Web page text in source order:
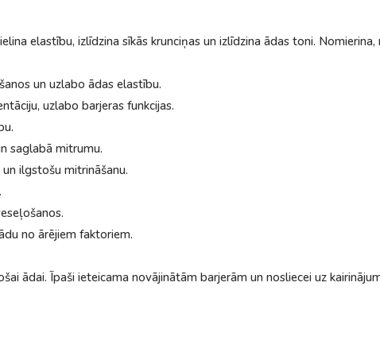
elastību, izlīdzina sīkās krunciņas un izlīdzina ādas toni.
un uzlabo ādas elastību.
uzlabo barjeras funkcijas.
saglabā mitrumu.
ilgstošu mitrināšanu.
no ārējiem faktoriem.
ādai. Īpaši ieteicama novājinātām barjerām un nosliecei uz